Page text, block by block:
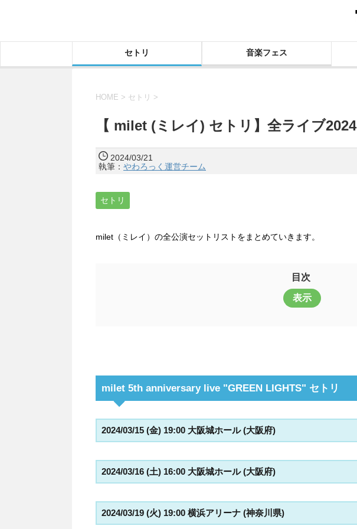
セトリ 音楽フェス
HOME > セトリ >
【 milet (ミレイ) セトリ】全ライブ2024
2024/03/21
執筆： やわろっく運営チーム
セトリ
milet（ミレイ）の全公演セットリストをまとめていきます。
目次
表示
milet 5th anniversary live "GREEN LIGHTS" セトリ
2024/03/15 (金) 19:00 大阪城ホール (大阪府)
2024/03/16 (土) 16:00 大阪城ホール (大阪府)
2024/03/19 (火) 19:00 横浜アリーナ (神奈川県)